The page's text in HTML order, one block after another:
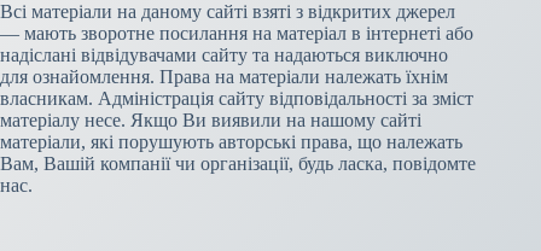
Всі матеріали на даному сайті взяті з відкритих джерел
— мають зворотне посилання на матеріал в інтернеті або
надіслані відвідувачами сайту та надаються виключно
для ознайомлення. Права на матеріали належать їхнім
власникам. Адміністрація сайту відповідальності за зміст
матеріалу несе. Якщо Ви виявили на нашому сайті
матеріали, які порушують авторські права, що належать
Вам, Вашій компанії чи організації, будь ласка, повідомте
нас.